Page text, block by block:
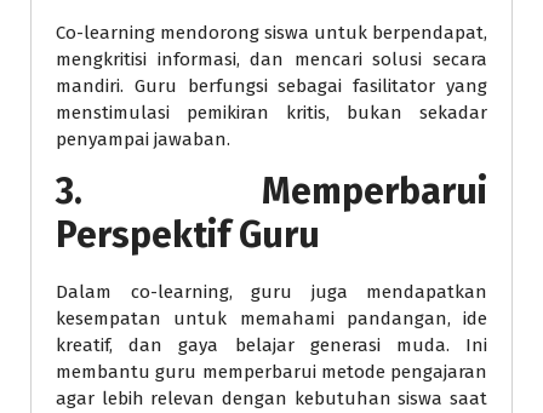
Co-learning mendorong siswa untuk berpendapat,
mengkritisi informasi, dan mencari solusi secara
mandiri. Guru berfungsi sebagai fasilitator yang
menstimulasi pemikiran kritis, bukan sekadar
penyampai jawaban.
3. Memperbarui
Perspektif Guru
Dalam co-learning, guru juga mendapatkan
kesempatan untuk memahami pandangan, ide
kreatif, dan gaya belajar generasi muda. Ini
membantu guru memperbarui metode pengajaran
agar lebih relevan dengan kebutuhan siswa saat